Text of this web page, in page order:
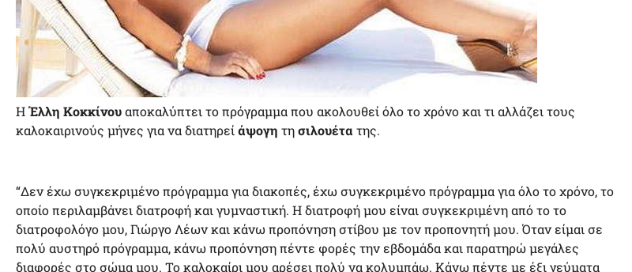
ΗΈλλη Κοκκίνουαποκαλύπτει το πρόγραμμα που ακολουθεί όλο το χρόνο και τι αλλάζει τους
καλοκαιρινούς μήνες για να διατηρείάψογη τησιλουέτα της.
“Δεν έχω συγκεκριμένο πρόγραμμα για διακοπές, έχω συγκεκριμένο πρόγραμμα για όλο το χρόνο, το
οποίο περιλαμβάνει διατροφή και γυμναστική. Η διατροφή μου είναι συγκεκριμένη από το το
διατροφολόγο μου, Γιώργο Λέων και κάνω προπόνηση στίβου με τον προπονητή μου. Όταν είμαι σε
πολύ αυστηρό πρόγραμμα, κάνω προπόνηση πέντε φορές την εβδομάδα και παρατηρώ μεγάλες
διαφορές στο σώμα μου. Το καλοκαίρι μου αρέσει πολύ να κολυμπάω. Κάνω πέντε με έξι γεύματα